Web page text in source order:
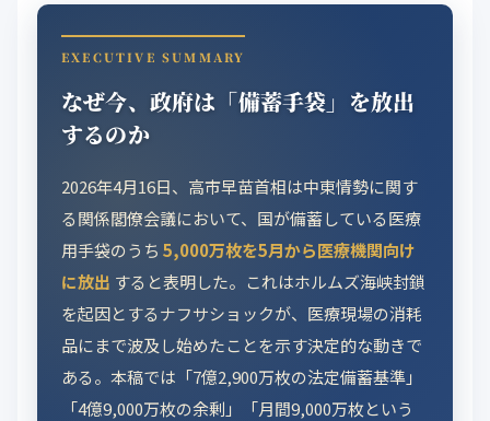
EXECUTIVE SUMMARY
なぜ今、政府は「備蓄手袋」を放出
するのか
2026年4月16日、高市早苗首相は中東情勢に関す
る関係閣僚会議において、国が備蓄している医療
用手袋のうち 5,000万枚を5月から医療機関向け
に放出 すると表明した。これはホルムズ海峡封鎖
を起因とするナフサショックが、医療現場の消耗
品にまで波及し始めたことを示す決定的な動きで
ある。本稿では「7億2,900万枚の法定備蓄基準」
「4億9,000万枚の余剰」「月間9,000万枚という